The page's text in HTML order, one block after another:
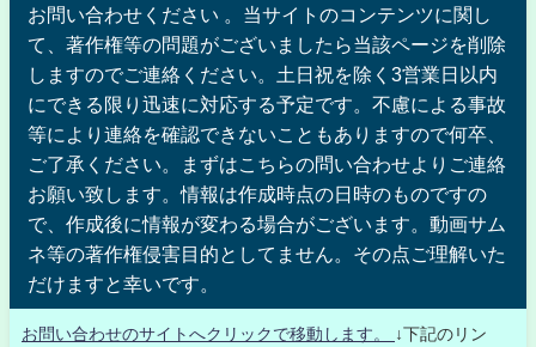
お問い合わせください 。当サイトのコンテンツに関し
て、著作権等の問題がございましたら当該ページを削除
しますのでご連絡ください。土日祝を除く3営業日以内
にできる限り迅速に対応する予定です。不慮による事故
等により連絡を確認できないこともありますので何卒、
ご了承ください。まずはこちらの問い合わせよりご連絡
お願い致します。情報は作成時点の日時のものですの
で、作成後に情報が変わる場合がございます。動画サム
ネ等の著作権侵害目的としてません。その点ご理解いた
だけますと幸いです。
お問い合わせのサイトへクリックで移動します。
↓下記のリン